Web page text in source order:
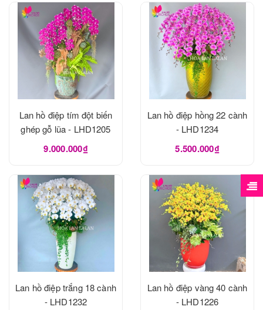
Lan hồ điệp tím đột biến
ghép gỗ lũa - LHD1205
9.000.000₫
Lan hồ điệp hồng 22 cành
- LHD1234
5.500.000₫
Lan hồ điệp trắng 18 cành
- LHD1232
Lan hồ điệp vàng 40 cành
- LHD1226